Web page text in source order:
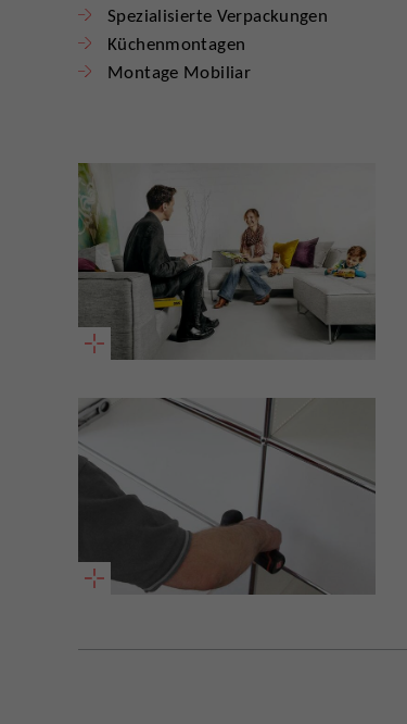
Spezialisierte Verpackungen
Küchenmontagen
Montage Mobiliar